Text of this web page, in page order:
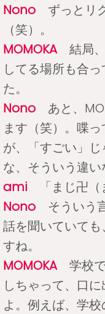
Nono ずっとリ
（笑）。
MOMOKA結局、
してる場所も合
た。
Nono あと、
ます（笑）。喋
が、「すごい」
な、そういう違い
ami 「まじ卍（
Nono そういう
話を聞いていて
すね。
MOMOKA学校で
しちゃって、口
よ。例えば、学